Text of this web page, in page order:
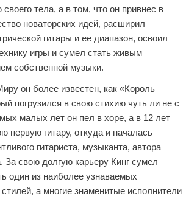
тела, а в том, что он привнес в
новаторских идей, расширил
гитары и ее диапазон, освоил
игры и сумел стать живым
собственной музыки.
он более известен, как «Король
погрузился в свою стихию чуть ли не с
малых лет он пел в хоре, а в 12 лет
первую гитару, откуда и началась
гитариста, музыканта, автора
За свою долгую карьеру Кинг сумел
один из наиболее узнаваемых
а многие знаменитые исполнители